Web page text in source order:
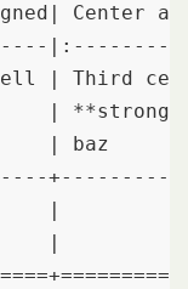
Center
cell |
|
| baz
|
|